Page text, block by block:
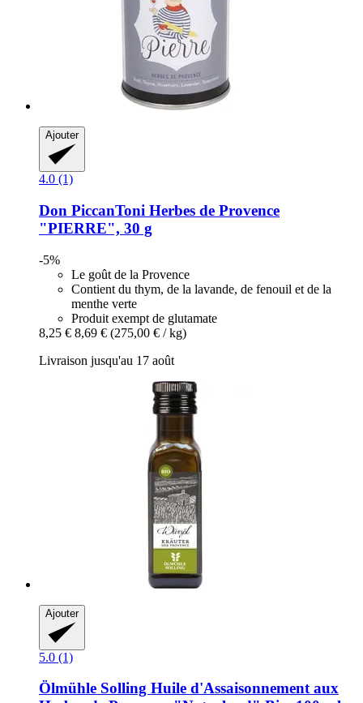
Ajouter
4.0 (1)
Don PiccanToni Herbes de Provence
"PIERRE", 30 g
-5%
Le goût de la Provence
Contient du thym, de la lavande, de fenouil et de la
menthe verte
Produit exempt de glutamate
8,25 € 8,69 € (275,00 € / kg)
Livraison jusqu'au 17 août
Ajouter
5.0 (1)
Ölmühle Solling Huile d'Assaisonnement aux